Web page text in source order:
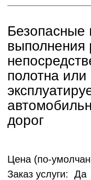
выполнения
полотна
дорог
Цена (по-
Заказ услуги: Да